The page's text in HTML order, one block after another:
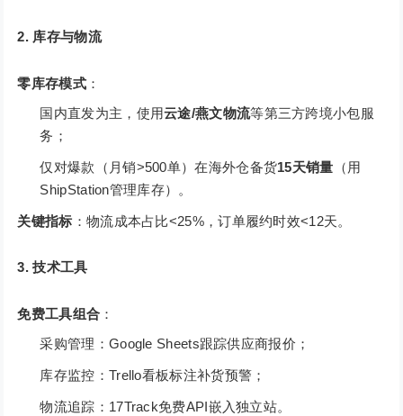
2. 库存与物流
零库存模式：
国内直发为主，使用云途/燕文物流等第三方跨境小包服
务；
仅对爆款（月销>500单）在海外仓备货15天销量 （用
ShipStation管理库存）。
关键指标 ：物流成本占比<25%，订单履约时效<12天。
3. 技术工具
免费工具组合 ：
采购管理：Google Sheets跟踪供应商报价；
库存监控：Trello看板标注补货预警；
物流追踪：17Track免费API嵌入独立站。